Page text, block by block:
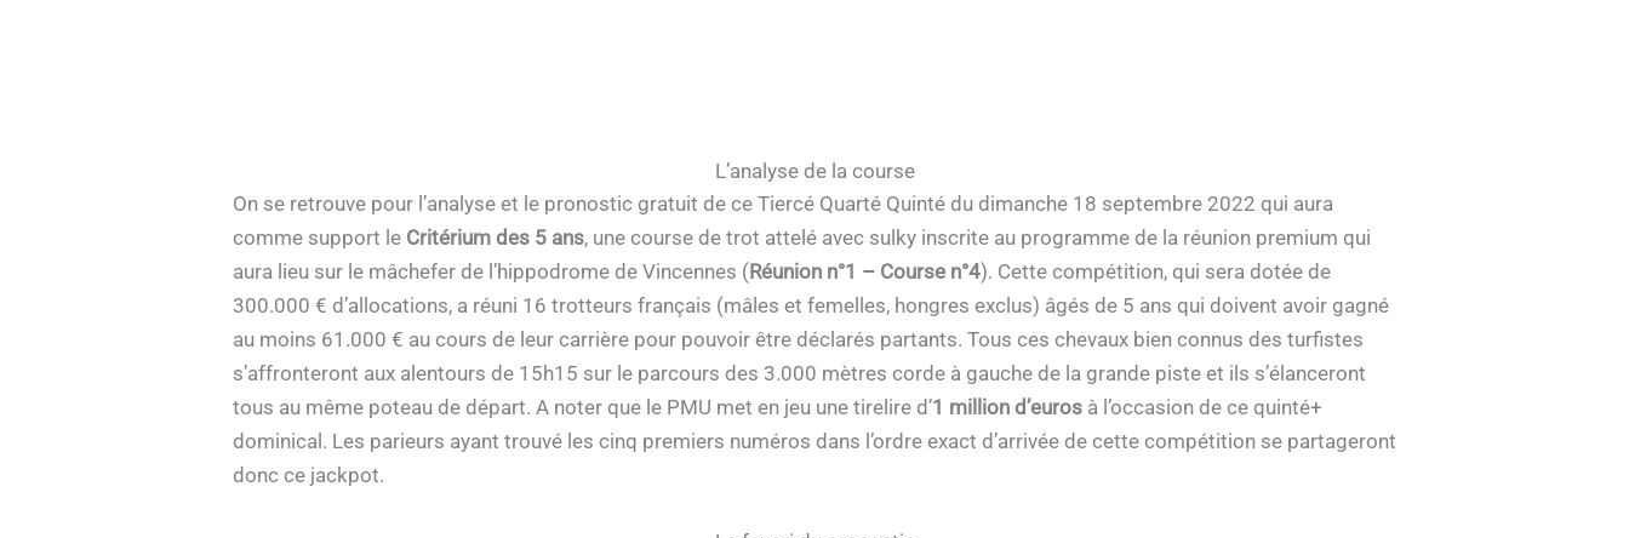
L’analyse de la course
On se retrouve pour l’analyse et le pronostic gratuit de ce Tiercé Quarté Quinté du dimanche 18 septembre 2022 qui aura
comme support le Critérium des 5 ans, une course de trot attelé avec sulky inscrite au programme de la réunion premium qui
aura lieu sur le mâchefer de l’hippodrome de Vincennes (Réunion n°1 – Course n°4). Cette compétition, qui sera dotée de
300.000 € d’allocations, a réuni 16 trotteurs français (mâles et femelles, hongres exclus) âgés de 5 ans qui doivent avoir gagné
au moins 61.000 € au cours de leur carrière pour pouvoir être déclarés partants. Tous ces chevaux bien connus des turfistes
s’affronteront aux alentours de 15h15 sur le parcours des 3.000 mètres corde à gauche de la grande piste et ils s’élanceront
tous au même poteau de départ. A noter que le PMU met en jeu une tirelire d’1 million d’euros à l’occasion de ce quinté+
dominical. Les parieurs ayant trouvé les cinq premiers numéros dans l’ordre exact d’arrivée de cette compétition se partageront
donc ce jackpot.